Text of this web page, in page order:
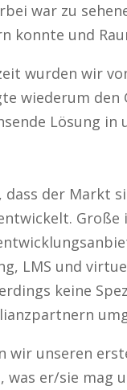
war zu
konnte und
wurden wir
wiederum
Lösung
dass der Markt
LMS und
keine
wir unseren
was er/sie mag